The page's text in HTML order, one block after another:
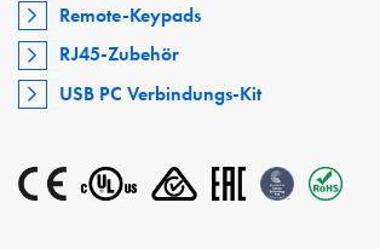
Remote-Keypads
RJ45-Zubehör
USB PC Verbindungs-Kit